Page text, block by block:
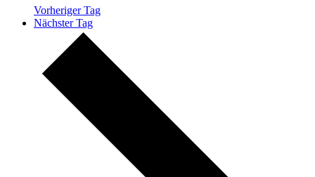
Vorheriger Tag
Nächster Tag